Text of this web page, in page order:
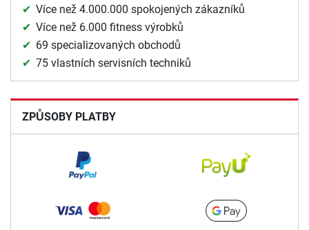
Více než 4.000.000 spokojených zákazníků
Více než 6.000 fitness výrobků
69 specializovaných obchodů
75 vlastních servisních techniků
ZPŮSOBY PLATBY